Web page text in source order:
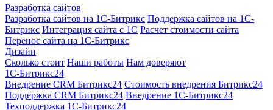
Разработка сайтов
Разработка сайтов на 1С-Битрикс Поддержка сайтов на 1С-
Битрикс Интеграция сайта с 1С Расчет стоимости сайта
Перенос сайта на 1С-Битрикс
Дизайн
Сколько стоит Наши работы Нам доверяют
1С-Битрикс24
Внедрение CRM Битрикс24 Стоимость внедрения Битрикс24
Поддержка CRM Битрикс24 Внедрение 1С-Битрикс24
Техподдержка 1С-Битрикс24